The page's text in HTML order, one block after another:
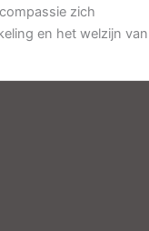
zich
en het welzijn van